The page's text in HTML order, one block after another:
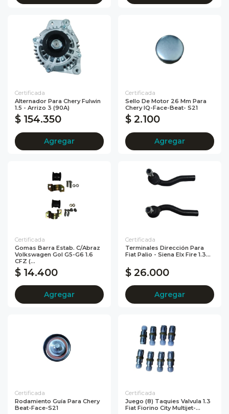
Certificada
Alternador Para Chery Fulwin
1.5 - Arrizo 3 (90A)
$ 154.350
Agregar
Certificada
Sello De Motor 26 Mm Para
Chery IQ-Face-Beat- S21
$ 2.100
Agregar
Certificada
Gomas Barra Estab. C/Abraz
Volkswagen Gol G5-G6 1.6
CFZ (...
$ 14.400
Agregar
Certificada
Terminales Dirección Para
Fiat Palio - Siena Elx Fire 1.3...
$ 26.000
Agregar
Certificada
Rodamiento Guía Para Chery
Beat-Face-S21
Certificada
Juego (8) Taquies Valvula 1.3
Fiat Fiorino City Multijet-...